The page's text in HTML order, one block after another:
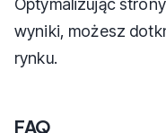
Optymalizując
wyniki, możesz
rynku.
FAQ